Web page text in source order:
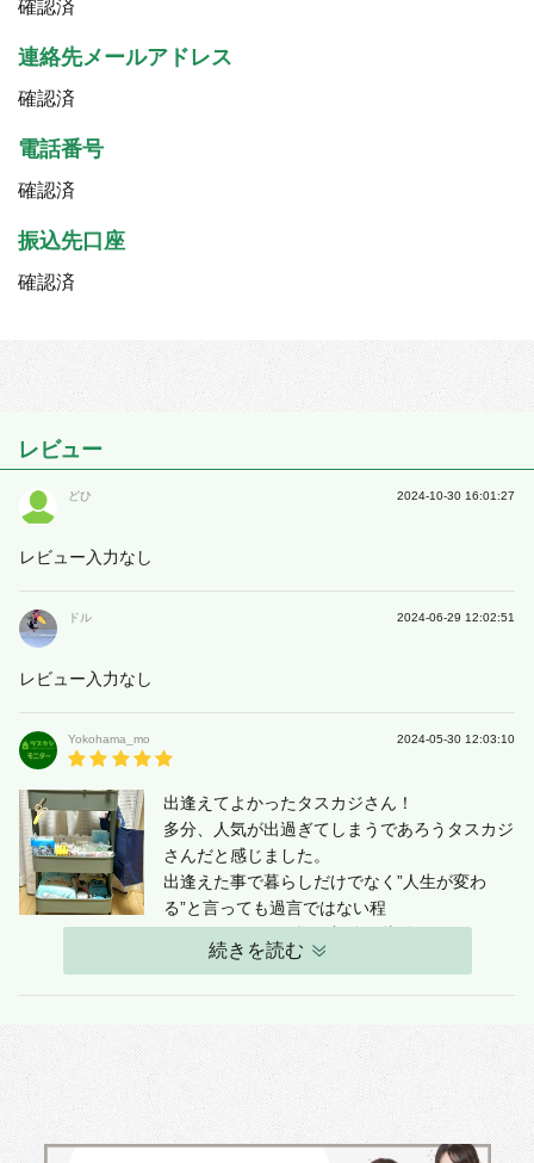
確認済
連絡先メールアドレス
確認済
電話番号
確認済
振込先口座
確認済
レビュー
どひ 2024-10-30 16:01:27
レビュー入力なし
ドル 2024-06-29 12:02:51
レビュー入力なし
Yokohama_mo 2024-05-30 12:03:10
出逢えてよかったタスカジさん！
多分、人気が出過ぎてしまうであろうタスカジ
さんだと感じました。
出逢えた事で暮らしだけでなく”人生が変わ
る”と言っても過言ではない程
あっという間にお悩み部分を片付けて下さいま
へと変貌させるのは勿論、
ご自身の持っている資格をフルに活かし
生活が楽になる事にもフォーカスした
”片付いた状態が維持しやすい環境”を作ってい
ただけました。
続きを読む